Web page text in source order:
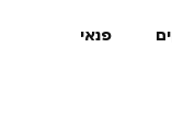
פנאי